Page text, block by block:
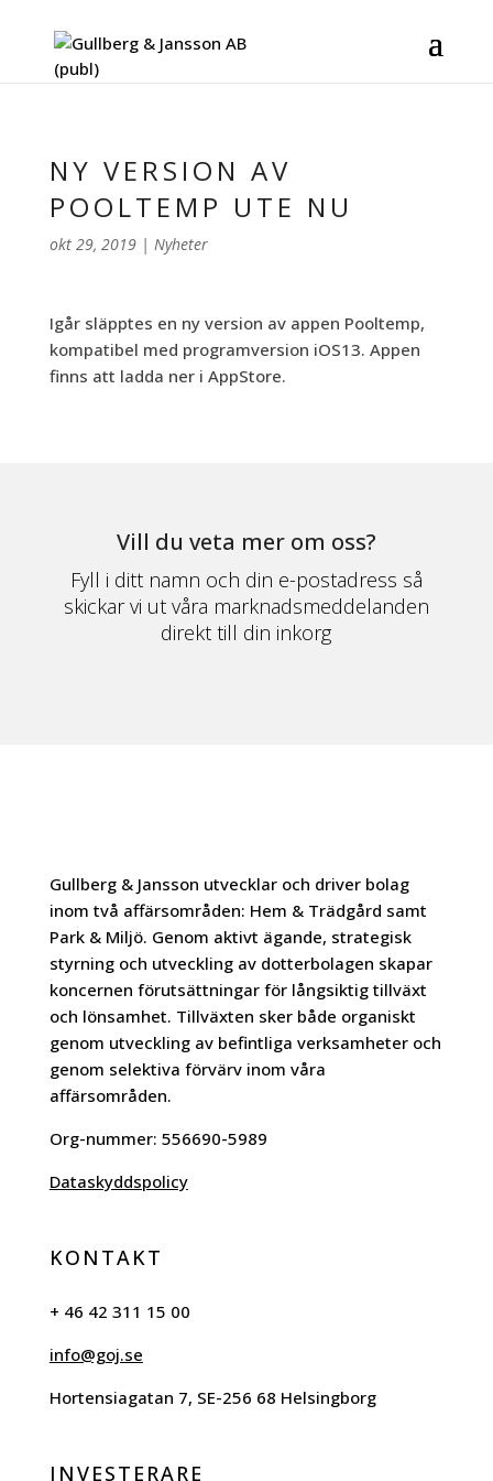
NY VERSION AV
POOLTEMP UTE NU
okt 29, 2019| Nyheter
Igår släpptes en ny version av appen Pooltemp,
kompatibel med programversion iOS13. Appen
finns att ladda ner i AppStore.
Vill du veta mer om oss?
Fyll i ditt namn och din e-postadress så
skickar vi ut våra marknadsmeddelanden
direkt till din inkorg
Gullberg & Jansson utvecklar och driver bolag
inom två affärsområden: Hem & Trädgård samt
Park & Miljö. Genom aktivt ägande, strategisk
styrning och utveckling av dotterbolagen skapar
koncernen förutsättningar för långsiktig tillväxt
och lönsamhet. Tillväxten sker både organiskt
genom utveckling av befintliga verksamheter och
genom selektiva förvärv inom våra
affärsområden.
Org-nummer: 556690-5989
Dataskyddspolicy
KONTAKT
+ 46 42 311 15 00
info@goj.se
Hortensiagatan 7, SE-256 68 Helsingborg
INVESTERARE